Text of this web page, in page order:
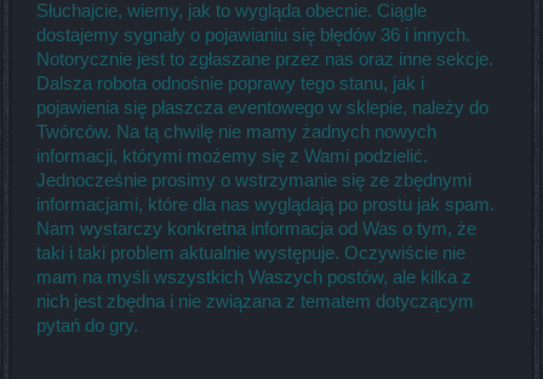
Słuchajcie, wiemy, jak to wygląda obecnie. Ciągle
dostajemy sygnały o pojawianiu się błędów 36 i innych.
Notorycznie jest to zgłaszane przez nas oraz inne sekcje.
Dalsza robota odnośnie poprawy tego stanu, jak i
pojawienia się płaszcza eventowego w sklepie, należy do
Twórców. Na tą chwilę nie mamy żadnych nowych
informacji, którymi możemy się z Wami podzielić.
Jednocześnie prosimy o wstrzymanie się ze zbędnymi
informacjami, które dla nas wyglądają po prostu jak spam.
Nam wystarczy konkretna informacja od Was o tym, że
taki i taki problem aktualnie występuje. Oczywiście nie
mam na myśli wszystkich Waszych postów, ale kilka z
nich jest zbędna i nie związana z tematem dotyczącym
pytań do gry.